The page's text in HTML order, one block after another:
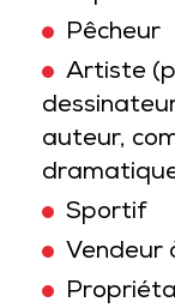
Pêcheur
Artiste
auteur,
Sportif
Vendeur